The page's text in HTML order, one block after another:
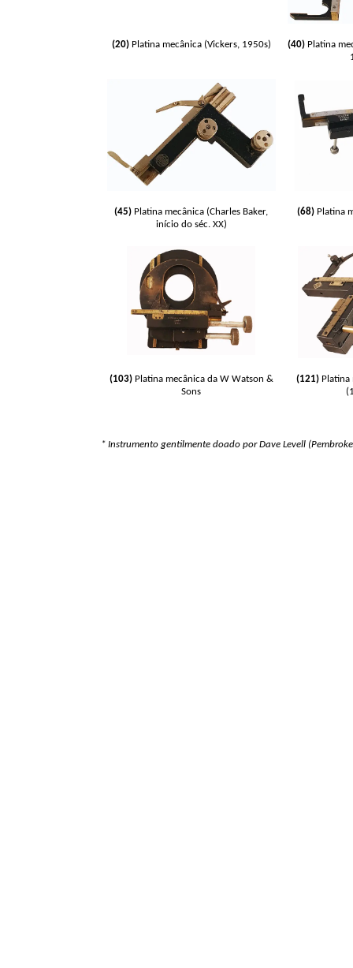
(20) Platina mecânica(Vickers, 1950s) (40) Platina
(45) Platina mecânica (Charles Baker,
início do séc. XX)
(68)Platina
(103)Platina mecânica da W Watson &
Sons
(121) Platina
* Instrumento gentilmente doado por Dave Levell